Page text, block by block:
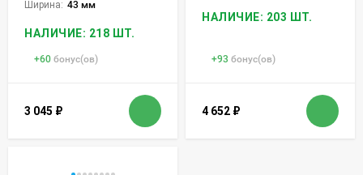
Ширина: 43 мм
НАЛИЧИЕ: 218 ШТ.
+60 бонус(ов)
3 045 ₽
НАЛИЧИЕ: 203 ШТ.
+93 бонус(ов)
4 652 ₽